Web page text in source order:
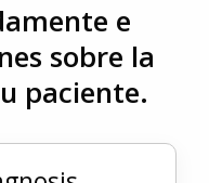
e
sobre la
paciente.